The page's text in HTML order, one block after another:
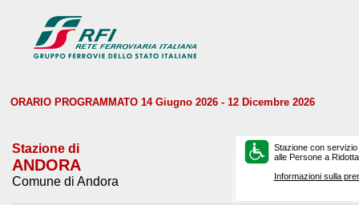
ORARIO PROGRAMMATO 14 Giugno 2026 - 12 Dicembre 2026
Stazione di
ANDORA
Comune di Andora
Stazione con
alle Persone a
Informazioni sulla